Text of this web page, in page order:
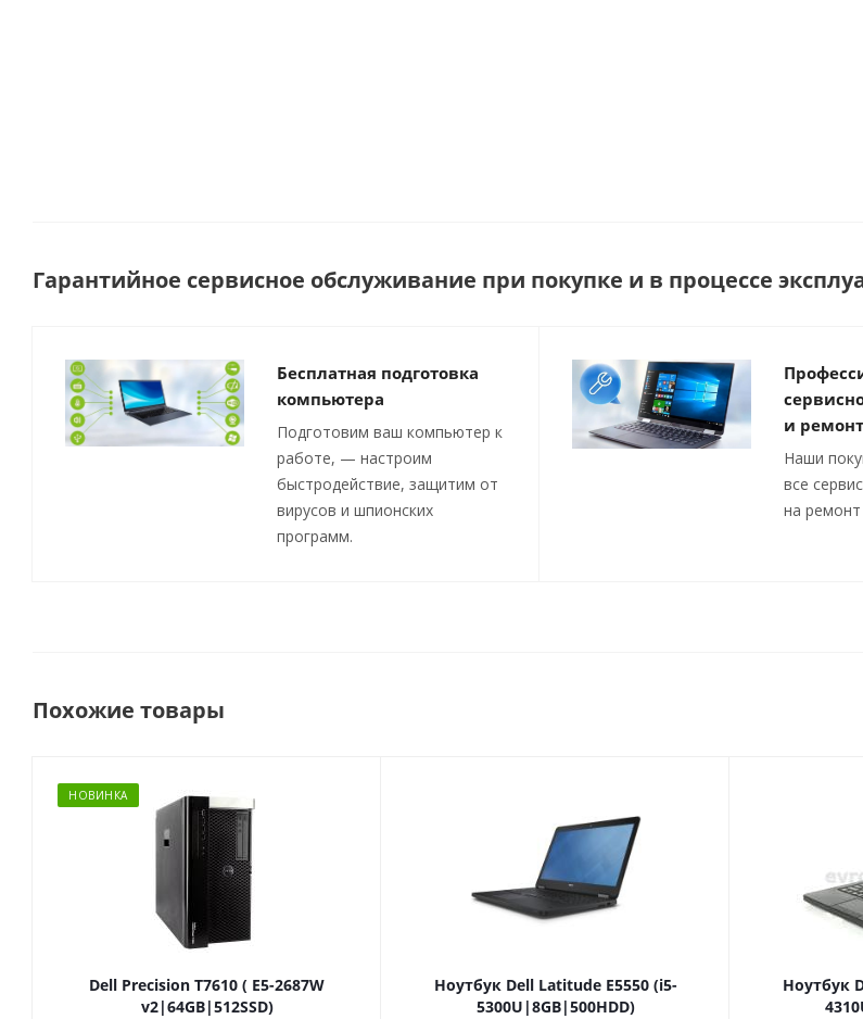
Гарантийное сервисное обслуживание при покупке и в процессе
Бесплатная подготовка
компьютера
Подготовим ваш компьютер к
работе, — настроим
быстродействие, защитим от
вирусов и шпионских
программ.
и
Наши
все
на
Похожие товары
НОВИНКА
Dell Precision T7610 ( E5-2687W
v2|64GB|512SSD)
Ноутбук Dell Latitude E5550 (i5-
5300U|8GB|500HDD)
Ноутбук